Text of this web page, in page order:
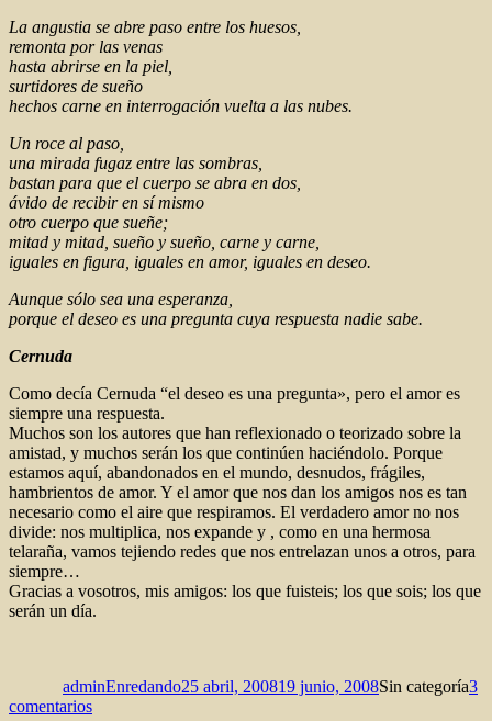
La angustia se abre paso entre los huesos,
remonta por las venas
hasta abrirse en la piel,
surtidores de sueño
hechos carne en interrogación vuelta a las nubes.
Un roce al paso,
una mirada fugaz entre las sombras,
bastan para que el cuerpo se abra en dos,
ávido de recibir en sí mismo
otro cuerpo que sueñe;
mitad y mitad, sueño y sueño, carne y carne,
iguales en figura, iguales en amor, iguales en deseo.
Aunque sólo sea una esperanza,
porque el deseo es una pregunta cuya respuesta nadie sabe.
Cernuda
Como decía Cernuda “el deseo es una pregunta», pero el amor es
siempre una respuesta.
Muchos son los autores que han reflexionado o teorizado sobre la
amistad, y muchos serán los que continúen haciéndolo. Porque
estamos aquí, abandonados en el mundo, desnudos, frágiles,
hambrientos de amor. Y el amor que nos dan los amigos nos es tan
necesario como el aire que respiramos. El verdadero amor no nos
divide: nos multiplica, nos expande y , como en una hermosa
telaraña, vamos tejiendo redes que nos entrelazan unos a otros, para
siempre…
Gracias a vosotros, mis amigos: los que fuisteis; los que sois; los que
serán un día.
adminEnredando25 abril, 200819 junio, 2008Sin categoría3
comentariosen